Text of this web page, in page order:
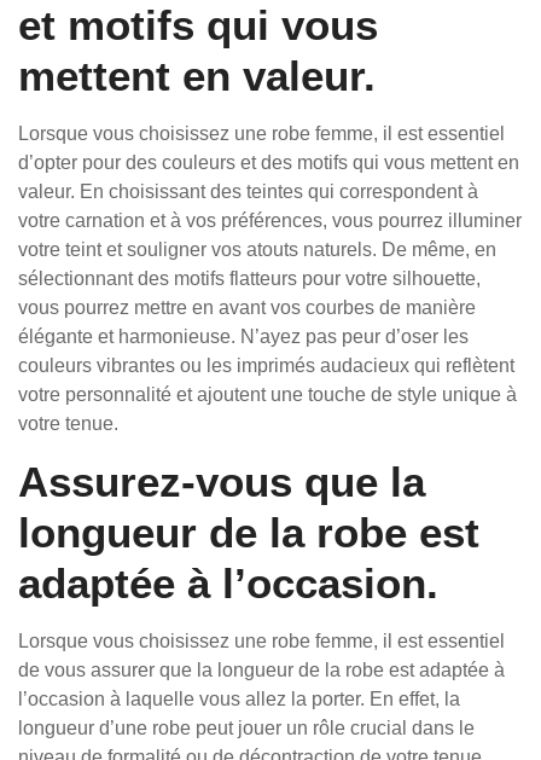
et motifs qui vous
mettent en valeur.
Lorsque vous choisissez une robe femme, il est essentiel
d’opter pour des couleurs et des motifs qui vous mettent en
valeur. En choisissant des teintes qui correspondent à
votre carnation et à vos préférences, vous pourrez illuminer
votre teint et souligner vos atouts naturels. De même, en
sélectionnant des motifs flatteurs pour votre silhouette,
vous pourrez mettre en avant vos courbes de manière
élégante et harmonieuse. N’ayez pas peur d’oser les
couleurs vibrantes ou les imprimés audacieux qui reflètent
votre personnalité et ajoutent une touche de style unique à
votre tenue.
Assurez-vous que la
longueur de la robe est
adaptée à l’occasion.
Lorsque vous choisissez une robe femme, il est essentiel
de vous assurer que la longueur de la robe est adaptée à
l’occasion à laquelle vous allez la porter. En effet, la
longueur d’une robe peut jouer un rôle crucial dans le